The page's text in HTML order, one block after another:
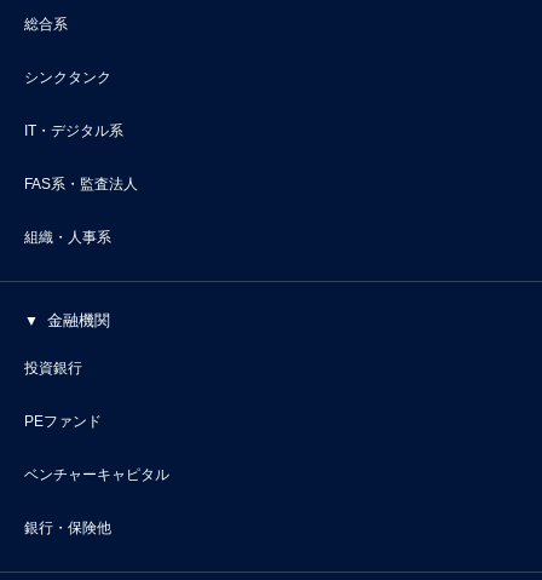
総合系
シンクタンク
IT・デジタル系
FAS系・監査法人
組織・人事系
金融機関
投資銀行
PEファンド
ベンチャーキャピタル
銀行・保険他